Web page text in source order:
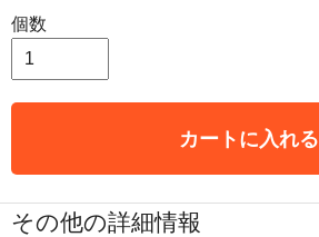
個数
カートに入れる
その他の詳細情報